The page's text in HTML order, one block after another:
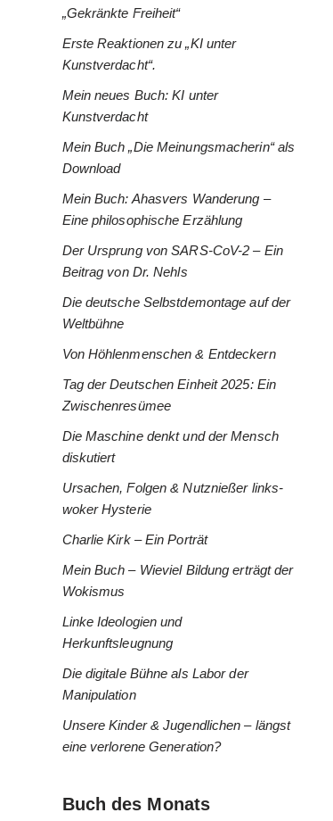
„Gekränkte Freiheit“
Erste Reaktionen zu „KI unter
Kunstverdacht“.
Mein neues Buch: KI unter
Kunstverdacht
Mein Buch „Die Meinungsmacherin“ als
Download
Mein Buch: Ahasvers Wanderung –
Eine philosophische Erzählung
Der Ursprung von SARS-CoV-2 – Ein
Beitrag von Dr. Nehls
Die deutsche Selbstdemontage auf der
Weltbühne
Von Höhlenmenschen & Entdeckern
Tag der Deutschen Einheit 2025: Ein
Zwischenresümee
Die Maschine denkt und der Mensch
diskutiert
Ursachen, Folgen & Nutznießer links-
woker Hysterie
Charlie Kirk – Ein Porträt
Mein Buch – Wieviel Bildung erträgt der
Wokismus
Linke Ideologien und
Herkunftsleugnung
Die digitale Bühne als Labor der
Manipulation
Unsere Kinder & Jugendlichen – längst
eine verlorene Generation?
Buch des Monats